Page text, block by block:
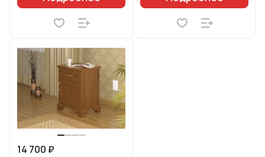
14 700 ₽